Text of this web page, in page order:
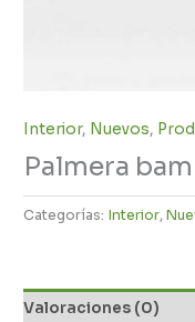
Interior, Nuevos,
Palmera
Categorías: Interior,
Valoraciones (0)